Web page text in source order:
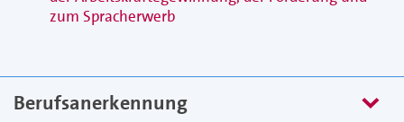
zum Spracherwerb
Berufsanerkennung